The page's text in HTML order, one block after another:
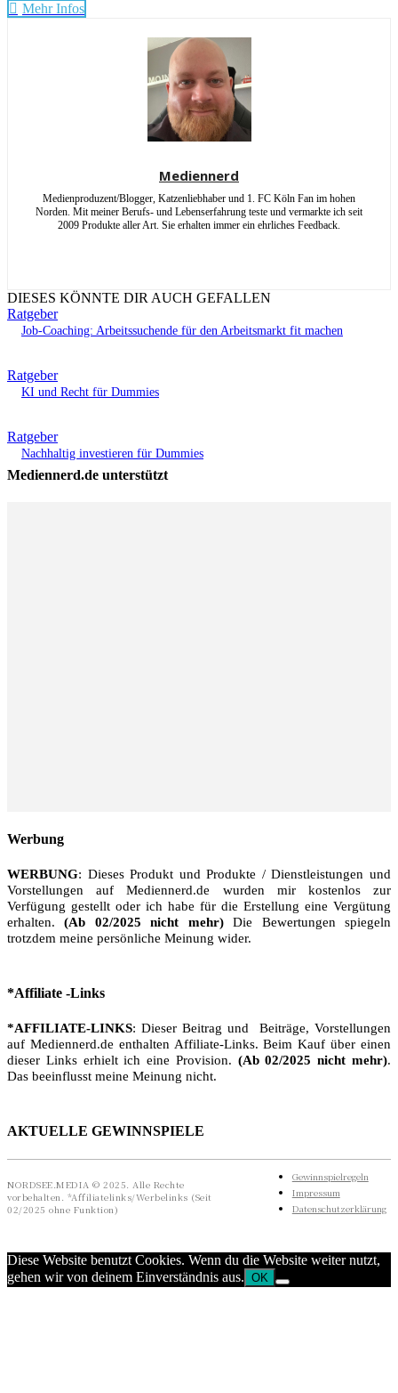
Mehr Infos
Mediennerd
Medienproduzent/Blogger, Katzenliebhaber und 1. FC Köln Fan im hohen
Norden. Mit meiner Berufs- und Lebenserfahrung teste und vermarkte ich seit
2009 Produkte aller Art. Sie erhalten immer ein ehrliches Feedback.
DIESES KÖNNTE DIR AUCH GEFALLEN
Ratgeber
Job-Coaching: Arbeitssuchende für den Arbeitsmarkt fit machen
Ratgeber
KI und Recht für Dummies
Ratgeber
Nachhaltig investieren für Dummies
Mediennerd.de unterstützt
Werbung
WERBUNG: Dieses Produkt und Produkte / Dienstleistungen und
Vorstellungen auf Mediennerd.de wurden mir kostenlos zur
Verfügung gestellt oder ich habe für die Erstellung eine Vergütung
erhalten.(Ab 02/2025 nicht mehr)Die Bewertungen spiegeln
trotzdem meine persönliche Meinung wider.
*Affiliate -Links
*AFFILIATE-LINKS: Dieser Beitrag und Beiträge, Vorstellungen
auf Mediennerd.de enthalten Affiliate-Links. Beim Kauf über einen
dieser Links erhielt ich eine Provision. (Ab 02/2025 nicht mehr).
Das beeinflusst meine Meinung nicht.
AKTUELLE GEWINNSPIELE
NORDSEE.MEDIA © 2025. Alle Rechte
vorbehalten. *Affiliatelinks/Werbelinks (Seit
02/2025 ohne Funktion)
Gewinnspielregeln
Impressum
Datenschutzerklärung
Diese Website benutzt Cookies. Wenn du die Website weiter nutzt,
gehen wir von deinem Einverständnis aus. OK